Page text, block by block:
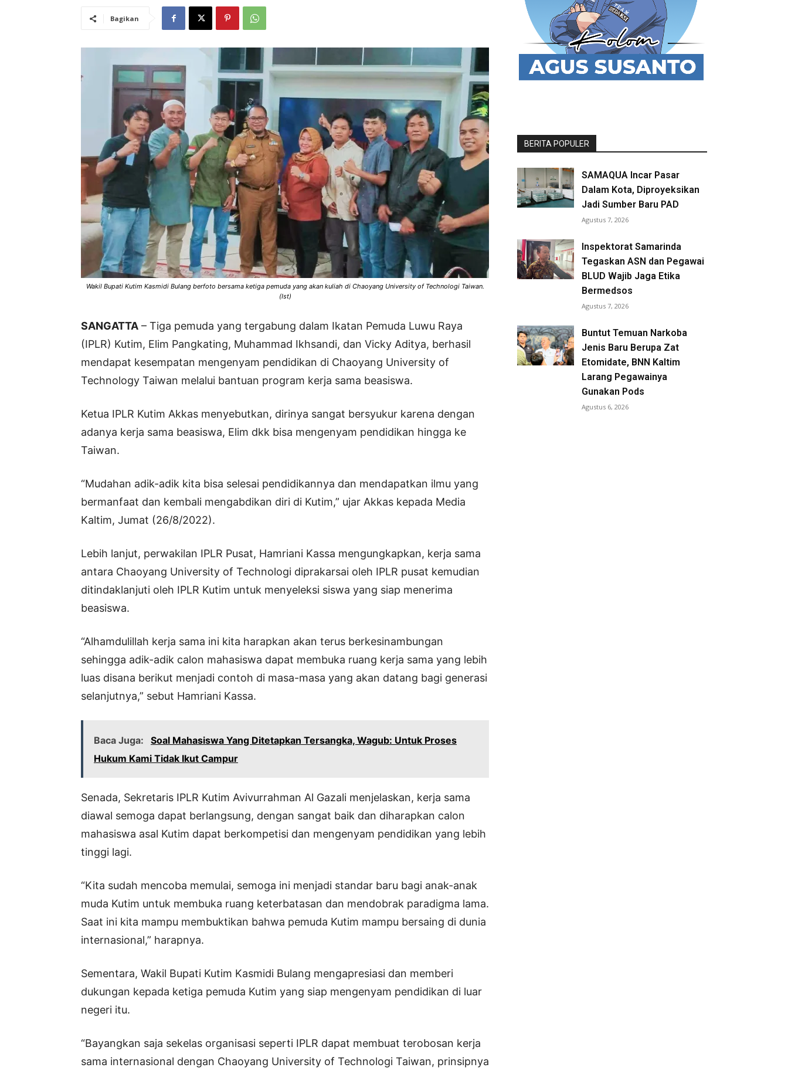
Bagikan
Wakil Bupati Kutim Kasmidi Bulang berfoto bersama ketiga pemuda yang akan kuliah di Chaoyang University of Technologi Taiwan.
(Ist)
SANGATTA – Tiga pemuda yang tergabung dalam Ikatan Pemuda Luwu Raya
(IPLR) Kutim, Elim Pangkating, Muhammad Ikhsandi, dan Vicky Aditya, berhasil
mendapat kesempatan mengenyam pendidikan di Chaoyang University of
Technology Taiwan melalui bantuan program kerja sama beasiswa.
Ketua IPLR Kutim Akkas menyebutkan, dirinya sangat bersyukur karena dengan
adanya kerja sama beasiswa, Elim dkk bisa mengenyam pendidikan hingga ke
Taiwan.
“Mudahan adik-adik kita bisa selesai pendidikannya dan mendapatkan ilmu yang
bermanfaat dan kembali mengabdikan diri di Kutim,” ujar Akkas kepada Media
Kaltim, Jumat (26/8/2022).
Lebih lanjut, perwakilan IPLR Pusat, Hamriani Kassa mengungkapkan, kerja sama
antara Chaoyang University of Technologi diprakarsai oleh IPLR pusat kemudian
ditindaklanjuti oleh IPLR Kutim untuk menyeleksi siswa yang siap menerima
beasiswa.
“Alhamdulillah kerja sama ini kita harapkan akan terus berkesinambungan
sehingga adik-adik calon mahasiswa dapat membuka ruang kerja sama yang lebih
luas disana berikut menjadi contoh di masa-masa yang akan datang bagi generasi
selanjutnya,” sebut Hamriani Kassa.
Baca Juga:
Soal Mahasiswa Yang Ditetapkan Tersangka, Wagub: Untuk Proses
Hukum Kami Tidak Ikut Campur
Senada, Sekretaris IPLR Kutim Avivurrahman Al Gazali menjelaskan, kerja sama
diawal semoga dapat berlangsung, dengan sangat baik dan diharapkan calon
mahasiswa asal Kutim dapat berkompetisi dan mengenyam pendidikan yang lebih
tinggi lagi.
“Kita sudah mencoba memulai, semoga ini menjadi standar baru bagi anak-anak
muda Kutim untuk membuka ruang keterbatasan dan mendobrak paradigma lama.
Saat ini kita mampu membuktikan bahwa pemuda Kutim mampu bersaing di dunia
internasional,” harapnya.
Sementara, Wakil Bupati Kutim Kasmidi Bulang mengapresiasi dan memberi
dukungan kepada ketiga pemuda Kutim yang siap mengenyam pendidikan di luar
negeri itu.
“Bayangkan saja sekelas organisasi seperti IPLR dapat membuat terobosan kerja
sama internasional dengan Chaoyang University of Technologi Taiwan, prinsipnya
BERITA POPULER
SAMAQUA Incar Pasar
Dalam Kota, Diproyeksikan
Jadi Sumber Baru PAD
Agustus 7, 2026
Inspektorat Samarinda
Tegaskan ASN dan Pegawai
BLUD Wajib Jaga Etika
Bermedsos
Agustus 7, 2026
Buntut Temuan Narkoba
Jenis Baru Berupa Zat
Etomidate, BNN Kaltim
Larang Pegawainya
Gunakan Pods
Agustus 6, 2026